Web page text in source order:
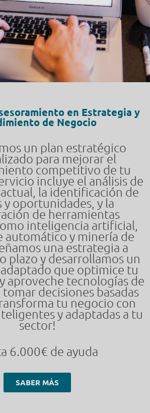
en Estrategia y
de Negocio
un plan estratégico
para mejorar el
competitivo de tu
incluye el análisis de
la identificación de
y oportunidades, y la
de herramientas
inteligencia artificial,
automático y minería de
una estrategia a
plazo y desarrollamos un
adaptado que optimice tu
aproveche tecnologías de
tomar decisiones basadas
tu negocio con
y adaptadas a tu
sector!
6.000€ de ayuda
SABER MÁS